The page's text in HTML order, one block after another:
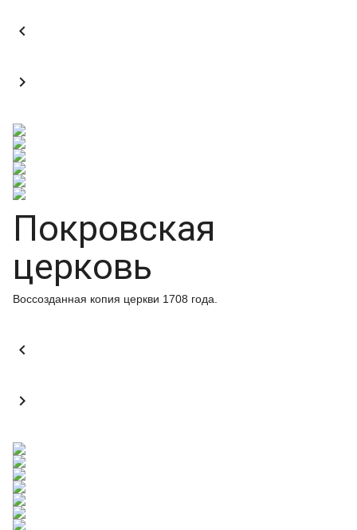


Покровская
церковь
Воссозданная копия церкви 1708 года.

